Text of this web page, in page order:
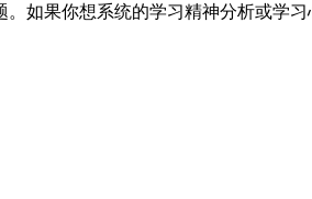
。如果你想系统的学习精神分析或学